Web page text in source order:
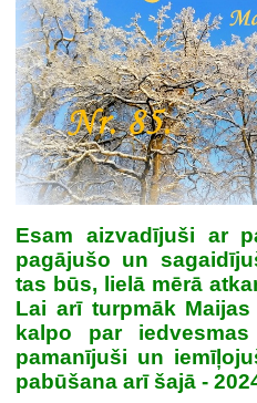
Esam aizvadījuši ar
pagājušo un
tas būs, lielā mērā
Lai arī turpmāk Maijas
kalpo par
pamanījuši un
pabūšana arī šajā -